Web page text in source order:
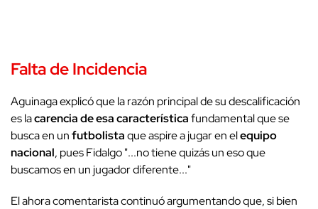
Falta de Incidencia
Aguinaga explicó que la razón principal de su descalificación
es lacarencia de esa característicafundamental que se
busca en unfutbolistaque aspire a jugar en elequipo
nacional, pues Fidalgo "...no tiene quizás un eso que
buscamos en un jugador diferente..."
El ahora comentarista continuó argumentando que, si bien